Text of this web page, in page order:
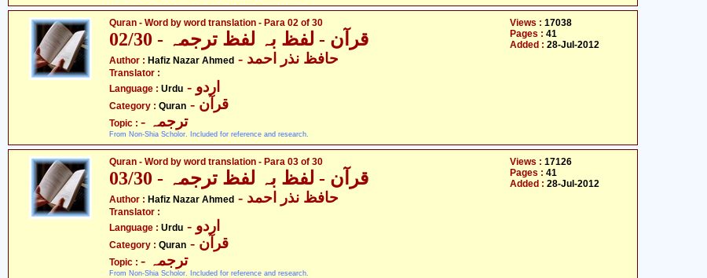
Quran - Word by word translation - Para 02 of 30
قرآن - لفظ بہ لفظ ترجمہ - 02/30
Author : Hafiz Nazar Ahmed - حافظ نذر احمد
Translator :
Language : Urdu - اردو
Category : Quran - قرآن
Topic : - ترجمہ
From Non-Shia Scholor. Included for reference and research.
Views : 17038
Pages : 41
Added : 28-Jul-2012
Quran - Word by word translation - Para 03 of 30
قرآن - لفظ بہ لفظ ترجمہ - 03/30
Author : Hafiz Nazar Ahmed - حافظ نذر احمد
Translator :
Language : Urdu - اردو
Category : Quran - قرآن
Topic : - ترجمہ
From Non-Shia Scholor. Included for reference and research.
Views : 17126
Pages : 41
Added : 28-Jul-2012